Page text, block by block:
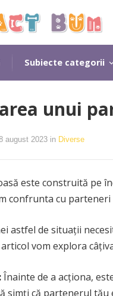
Subiecte categorii
unui
august 2023 in Diverse
este construită pe
confrunta cu
astfel de situații
vom explora
Înainte de a acționa,
simți că partenerul tău